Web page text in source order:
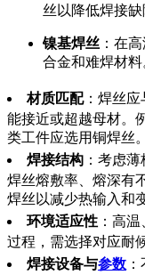
丝以降低焊接缺
镍基焊丝 ：在
合金和难焊材料
材质匹配：焊丝应
能接近或超越母材。
类工件应选用铜焊丝。
焊接结构 ：考虑
焊丝熔敷率、熔深有
焊丝以减少热输入和
环境适应性 ：高
过程，需选择对应耐
焊接设备与参数